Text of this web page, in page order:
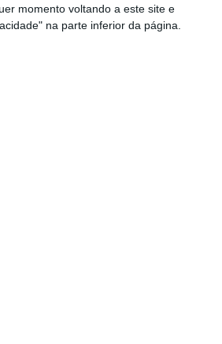
momento voltando a este site e
na parte inferior da página.
na Assembleia da